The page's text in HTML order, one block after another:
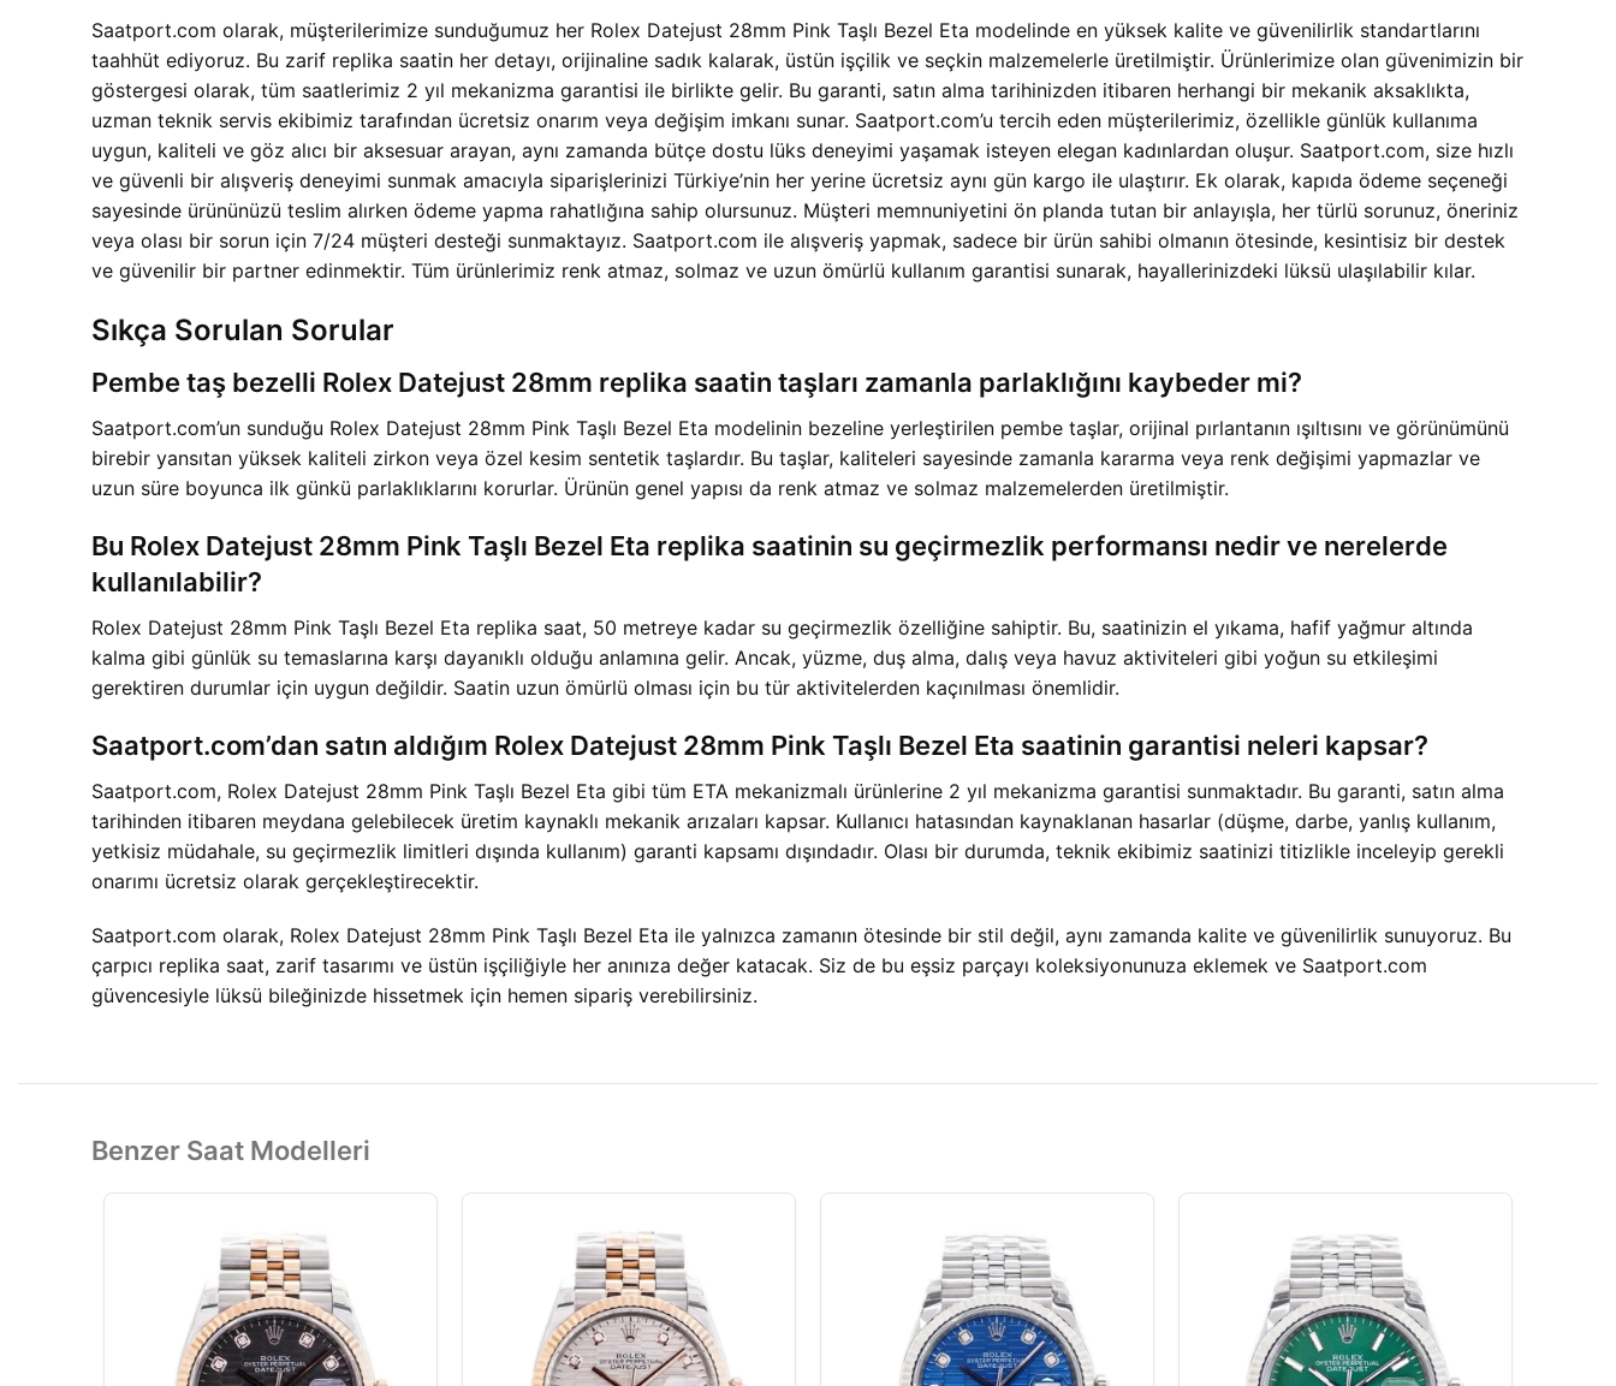
Saatport.com olarak, müşterilerimize sunduğumuz her Rolex Datejust 28mm Pink Taşlı Bezel Eta modelinde en yüksek kalite ve güvenilirlik standartlarını
taahhüt ediyoruz. Bu zarif replika saatin her detayı, orijinaline sadık kalarak, üstün işçilik ve seçkin malzemelerle üretilmiştir. Ürünlerimize olan güvenimizin bir
göstergesi olarak, tüm saatlerimiz 2 yıl mekanizma garantisi ile birlikte gelir. Bu garanti, satın alma tarihinizden itibaren herhangi bir mekanik aksaklıkta,
uzman teknik servis ekibimiz tarafından ücretsiz onarım veya değişim imkanı sunar. Saatport.com’u tercih eden müşterilerimiz, özellikle günlük kullanıma
uygun, kaliteli ve göz alıcı bir aksesuar arayan, aynı zamanda bütçe dostu lüks deneyimi yaşamak isteyen elegan kadınlardan oluşur. Saatport.com, size hızlı
ve güvenli bir alışveriş deneyimi sunmak amacıyla siparişlerinizi Türkiye’nin her yerine ücretsiz aynı gün kargo ile ulaştırır. Ek olarak, kapıda ödeme seçeneği
sayesinde ürününüzü teslim alırken ödeme yapma rahatlığına sahip olursunuz. Müşteri memnuniyetini ön planda tutan bir anlayışla, her türlü sorunuz, öneriniz
veya olası bir sorun için 7/24 müşteri desteği sunmaktayız. Saatport.com ile alışveriş yapmak, sadece bir ürün sahibi olmanın ötesinde, kesintisiz bir destek
ve güvenilir bir partner edinmektir. Tüm ürünlerimiz renk atmaz, solmaz ve uzun ömürlü kullanım garantisi sunarak, hayallerinizdeki lüksü ulaşılabilir kılar.
Sıkça Sorulan Sorular
Pembe taş bezelli Rolex Datejust 28mm replika saatin taşları zamanla parlaklığını kaybeder mi?
Saatport.com’un sunduğu Rolex Datejust 28mm Pink Taşlı Bezel Eta modelinin bezeline yerleştirilen pembe taşlar, orijinal pırlantanın ışıltısını ve görünümünü
birebir yansıtan yüksek kaliteli zirkon veya özel kesim sentetik taşlardır. Bu taşlar, kaliteleri sayesinde zamanla kararma veya renk değişimi yapmazlar ve
uzun süre boyunca ilk günkü parlaklıklarını korurlar. Ürünün genel yapısı da renk atmaz ve solmaz malzemelerden üretilmiştir.
Bu Rolex Datejust 28mm Pink Taşlı Bezel Eta replika saatinin su geçirmezlik performansı nedir ve nerelerde
kullanılabilir?
Rolex Datejust 28mm Pink Taşlı Bezel Eta replika saat, 50 metreye kadar su geçirmezlik özelliğine sahiptir. Bu, saatinizin el yıkama, hafif yağmur altında
kalma gibi günlük su temaslarına karşı dayanıklı olduğu anlamına gelir. Ancak, yüzme, duş alma, dalış veya havuz aktiviteleri gibi yoğun su etkileşimi
gerektiren durumlar için uygun değildir. Saatin uzun ömürlü olması için bu tür aktivitelerden kaçınılması önemlidir.
Saatport.com’dan satın aldığım Rolex Datejust 28mm Pink Taşlı Bezel Eta saatinin garantisi neleri kapsar?
Saatport.com, Rolex Datejust 28mm Pink Taşlı Bezel Eta gibi tüm ETA mekanizmalı ürünlerine 2 yıl mekanizma garantisi sunmaktadır. Bu garanti, satın alma
tarihinden itibaren meydana gelebilecek üretim kaynaklı mekanik arızaları kapsar. Kullanıcı hatasından kaynaklanan hasarlar (düşme, darbe, yanlış kullanım,
yetkisiz müdahale, su geçirmezlik limitleri dışında kullanım) garanti kapsamı dışındadır. Olası bir durumda, teknik ekibimiz saatinizi titizlikle inceleyip gerekli
onarımı ücretsiz olarak gerçekleştirecektir.
Saatport.com olarak, Rolex Datejust 28mm Pink Taşlı Bezel Eta ile yalnızca zamanın ötesinde bir stil değil, aynı zamanda kalite ve güvenilirlik sunuyoruz. Bu
çarpıcı replika saat, zarif tasarımı ve üstün işçiliğiyle her anınıza değer katacak. Siz de bu eşsiz parçayı koleksiyonunuza eklemek ve Saatport.com
güvencesiyle lüksü bileğinizde hissetmek için hemen sipariş verebilirsiniz.
Benzer Saat Modelleri